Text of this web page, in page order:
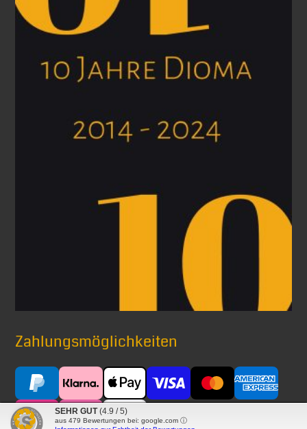
Zahlungsmöglichkeiten
SEHR GUT (4.9 / 5)
aus 479 Bewertungen bei: google.com ⓘ